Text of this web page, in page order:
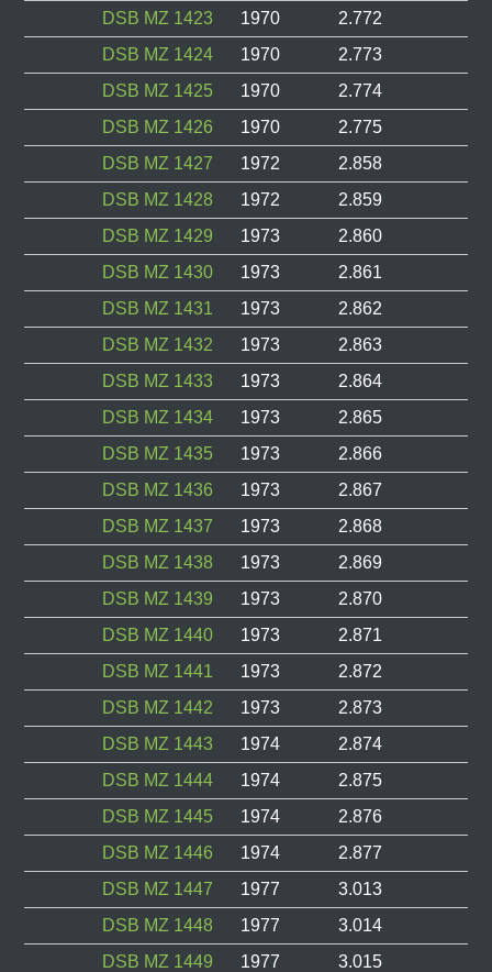
DSB MZ 1423
1970 2.772
DSB MZ 1424
1970 2.773
DSB MZ 1425
1970 2.774
DSB MZ 1426
1970 2.775
DSB MZ 1427
1972 2.858
DSB MZ 1428
1972 2.859
DSB MZ 1429
1973 2.860
DSB MZ 1430
1973 2.861
DSB MZ 1431
1973 2.862
DSB MZ 1432
1973 2.863
DSB MZ 1433
1973 2.864
DSB MZ 1434
1973 2.865
DSB MZ 1435
1973 2.866
DSB MZ 1436
1973 2.867
DSB MZ 1437
1973 2.868
DSB MZ 1438
1973 2.869
DSB MZ 1439
1973 2.870
DSB MZ 1440
1973 2.871
DSB MZ 1441
1973 2.872
DSB MZ 1442
1973 2.873
DSB MZ 1443
1974 2.874
DSB MZ 1444
1974 2.875
DSB MZ 1445
1974 2.876
DSB MZ 1446
1974 2.877
DSB MZ 1447
1977 3.013
DSB MZ 1448
1977 3.014
DSB MZ 1449
1977 3.015